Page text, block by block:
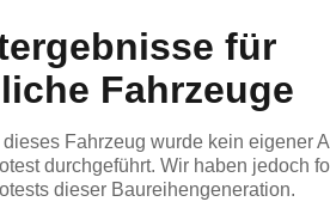
für
Fahrzeuge
dieses Fahrzeug wurde kein eigener
durchgeführt. Wir haben jedoch
dieser Baureihengeneration.